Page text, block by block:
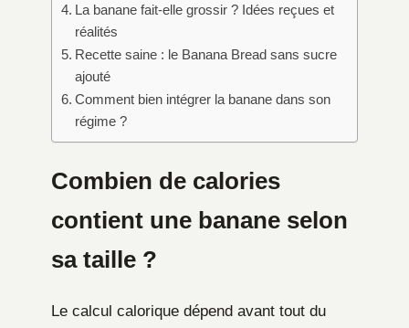
La banane fait-elle grossir ? Idées reçues et
réalités
Recette saine : le Banana Bread sans sucre
ajouté
Comment bien intégrer la banane dans son
régime ?
Combien de calories
contient une banane selon
sa taille ?
Le calcul calorique dépend avant tout du